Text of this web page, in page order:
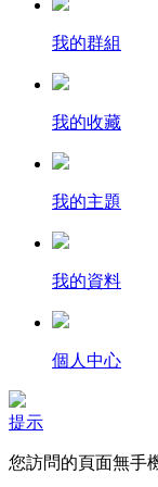
我的群組
我的收藏
我的主題
我的資料
個人中心
提示
您訪問的頁面無手